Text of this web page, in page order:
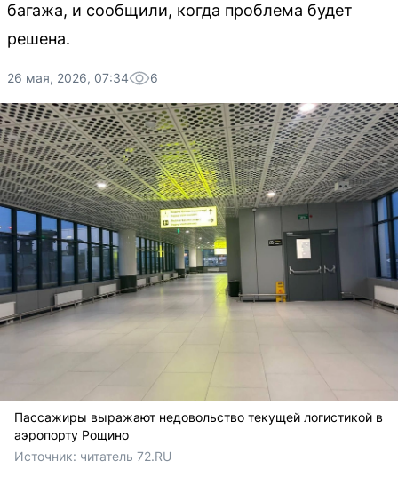
багажа, и сообщили, когда проблема будет
решена.
26 мая, 2026, 07:34 6
Пассажиры выражают недовольство текущей логистикой в
аэропорту Рощино
Источник: читатель 72.RU